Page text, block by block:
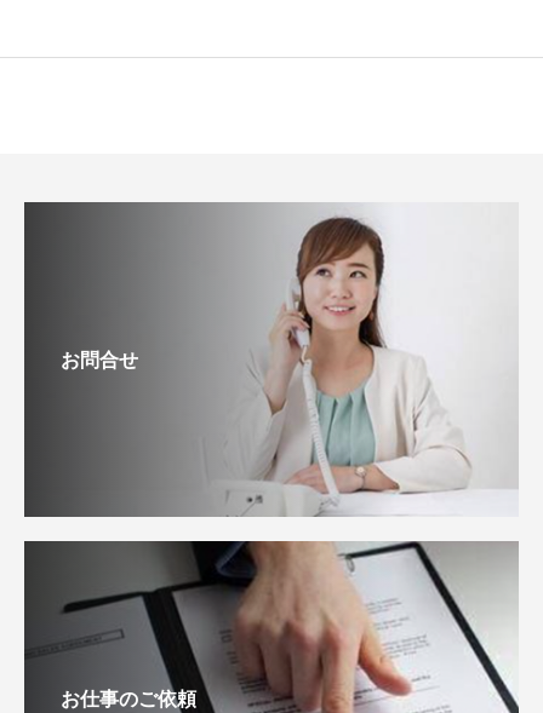
お問合せ
お仕事のご依頼